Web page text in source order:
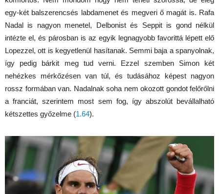
egy-két balszerencsés labdamenet és megveri ő magát is. Rafa
Nadal is nagyon menetel, Delbonist és Seppit is gond nélkül
intézte el, és párosban is az egyik legnagyobb favorittá lépett elő
Lopezzel, ott is kegyetlenül hasítanak. Semmi baja a spanyolnak,
így pedig bárkit meg tud verni. Ezzel szemben Simon két
nehézkes mérkőzésen van túl, és tudásához képest nagyon
rossz formában van. Nadalnak soha nem okozott gondot felőrőlni
a franciát, szerintem most sem fog, így abszolút bevállalható
kétszettes győzelme (1.64).